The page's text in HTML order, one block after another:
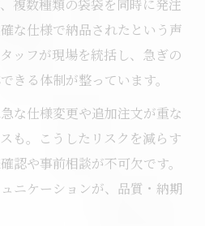
複数種類の袋袋を同時に発注
な仕様で納品されたという声
ッフが現場を統括し、急ぎの
きる体制が整っています。
な仕様変更や追加注文が重な
も。こうしたリスクを減らす
認や事前相談が不可欠です。
ニケーションが、品質・納期